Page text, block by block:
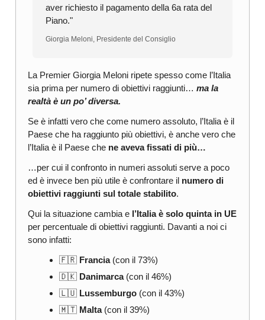
aver richiesto il pagamento della 6a rata del
Piano."
Giorgia Meloni, Presidente del Consiglio
La Premier Giorgia Meloni ripete spesso come l’Italia
sia prima per numero di obiettivi raggiunti… ma la
realtà è un po’ diversa.
Se è infatti vero che come numero assoluto, l’Italia è il
Paese che ha raggiunto più obiettivi, è anche vero che
l’Italia è il Paese che ne aveva fissati di più…
…per cui il confronto in numeri assoluti serve a poco
ed è invece ben più utile è confrontare il numero di
obiettivi raggiunti sul totale stabilito.
Qui la situazione cambia e l’Italia è solo quinta in UE
per percentuale di obiettivi raggiunti. Davanti a noi ci
sono infatti:
🇫🇷 Francia (con il 73%)
🇩🇰 Danimarca(con il 46%)
🇱🇺 Lussemburgo (con il 43%)
🇲🇹 Malta (con il 39%)